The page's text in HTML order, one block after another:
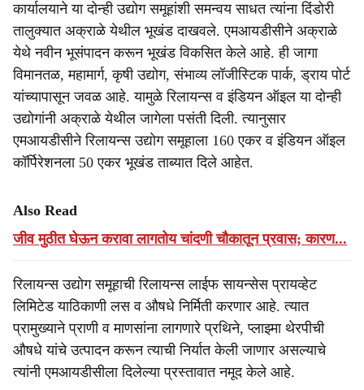
कार्यालयाने या दोन्ही उद्योग समूहांशी समन्वय साधत त्यांना दिंडोरी
तालुक्यात अक्राळे येथील भूखंड दाखवले. एमआयडीसीने अक्राळे
येथे नवीन भूसंपादन करून भूखंड विकसित केले आहे. ही जागा
विमानतळ, महामार्ग, कृषी उद्योग, संभाव्य लॉजीस्टिक पार्क, ड्राय पोर्ट
यांच्यापासून जवळ आहे. यामुळे रिलायन्स व इंडियन ऑइल या दोन्ही
उद्योगांनी अक्राळे येथील जागेला पसंती दिली. त्यानुसार
एमआयडीसीने रिलायन्स उद्योग समूहाला 160 एकर व इंडियन ऑइल
कॉर्पिरेशनला 50 एकर भूखंड ताब्यात दिले आहेत.
Also Read
जीव मुठीत घेऊन करावा लागतोय चांदणी चौकातून प्रवास; कारण...
रिलायन्स उद्योग समूहाची रिलायन्स लाईफ सायन्सेस प्रायव्हेट
लिमिटेड याठिकाणी लस व औषधे निर्मिती करणार आहे. त्यात
प्रामुख्याने प्राणी व माणसांना लागणारे प्रथिने, प्लाझ्मा थेरपीची
औषधे यांचे उत्पादन करून त्याची निर्यात केली जाणार असल्याचे
त्यांनी एमआयडीसीला दिलेल्या प्रस्तावात नमूद केले आहे.